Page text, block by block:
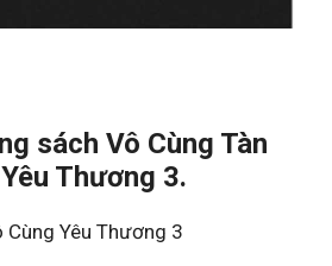
sách Vô Cùng Tàn
Thương 3.
Cùng Yêu Thương 3